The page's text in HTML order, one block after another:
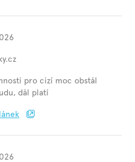
pro cizí moc obstál
dál platí